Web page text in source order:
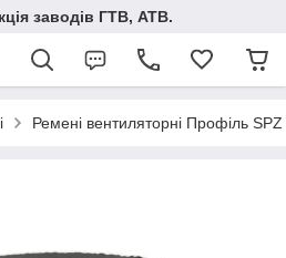
заводів ГТВ, АТВ.
Ремені вентиляторні Профіль